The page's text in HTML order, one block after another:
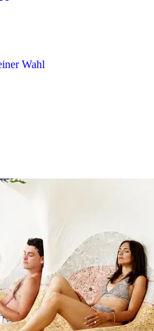
Wahl